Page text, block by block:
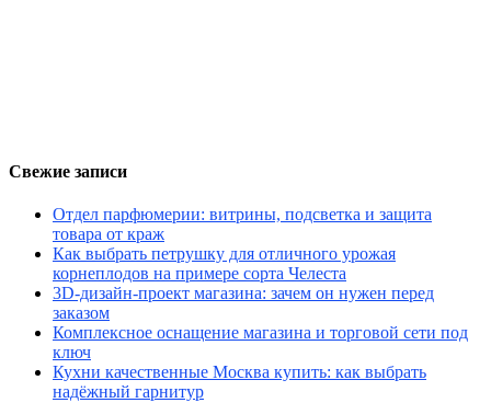
Свежие записи
Отдел парфюмерии: витрины, подсветка и защита
товара от краж
Как выбрать петрушку для отличного урожая
корнеплодов на примере сорта Челеста
3D-дизайн-проект магазина: зачем он нужен перед
заказом
Комплексное оснащение магазина и торговой сети под
ключ
Кухни качественные Москва купить: как выбрать
надёжный гарнитур